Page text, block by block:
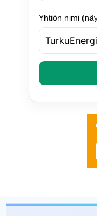
Yhtiön nimi